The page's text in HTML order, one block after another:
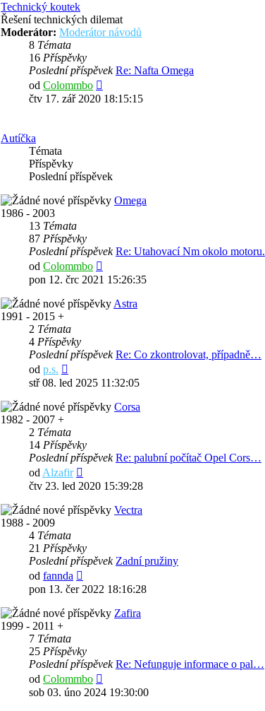
Technický koutek
Řešení technických dilemat
Moderátor: Moderátor návodů
8 Témata
16 Příspěvky
Poslední příspěvek Re: Nafta Omega
od Colommbo
poslední
čtv 17. zář 2020 18:15:15
Autíčka
Témata
Příspěvky
Poslední příspěvek
Omega
1986 - 2003
13 Témata
87 Příspěvky
Poslední příspěvek Re: Utahovací Nm okolo motoru.
od Colommbo
poslední
pon 12. črc 2021 15:26:35
Astra
1991 - 2015 +
2 Témata
4 Příspěvky
Poslední příspěvek Re: Co zkontrolovat, případně…
od p.s.
poslední
stř 08. led 2025 11:32:05
Corsa
1982 - 2007 +
2 Témata
14 Příspěvky
Poslední příspěvek Re: palubní počítač Opel Cors…
odAlzafir
poslední
čtv 23. led 2020 15:39:28
Vectra
1988 - 2009
4 Témata
21 Příspěvky
Poslední příspěvek Zadní pružiny
od fannda
poslední
pon 13. čer 2022 18:16:28
Zafira
1999 - 2011 +
7 Témata
25 Příspěvky
Poslední příspěvek Re: Nefunguje informace o pal…
od Colommbo
poslední
sob 03. úno 2024 19:30:00